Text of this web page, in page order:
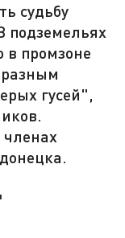
судьбу
подземельях
в промзоне
разным
гусей",
членах